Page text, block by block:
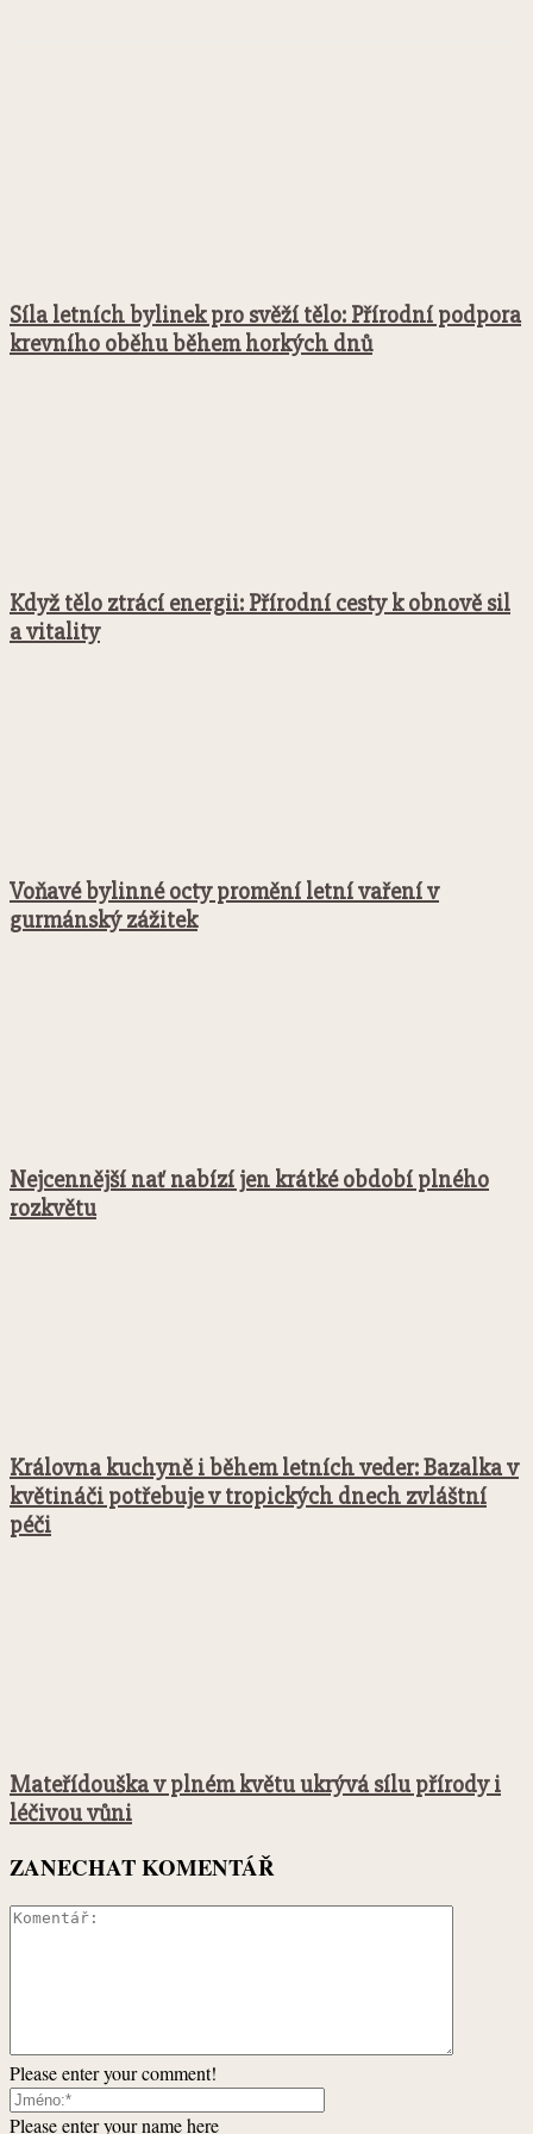
Síla letních bylinek pro svěží tělo: Přírodní podpora
krevního oběhu během horkých dnů
Když tělo ztrácí energii: Přírodní cesty k obnově sil
a vitality
Voňavé bylinné octy promění letní vaření v
gurmánský zážitek
Nejcennější nať nabízí jen krátké období plného
rozkvětu
Královna kuchyně i během letních veder: Bazalka v
květináči potřebuje v tropických dnech zvláštní
péči
Mateřídouška v plném květu ukrývá sílu přírody i
léčivou vůni
ZANECHAT KOMENTÁŘ
Please enter your comment!
Please enter your name here